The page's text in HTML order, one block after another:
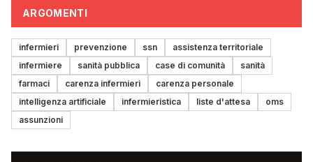
ARGOMENTI
infermieri prevenzione ssn
assistenza territoriale
infermiere
sanità pubblica case di comunità
sanità
farmaci
carenza infermieri
carenza personale
intelligenza artificiale
infermieristica liste d'attesa
oms
assunzioni